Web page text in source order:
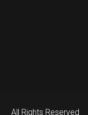
All Rights Reserved